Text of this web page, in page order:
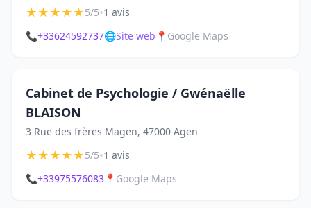
★★★★★5/5•1 avis
📞+33624592737🌐Site web 📍 Google Maps
Cabinet de Psychologie / Gwénaëlle
BLAISON
3 Rue des frères Magen, 47000 Agen
★★★★★5/5•1 avis
📞+33975576083 📍 Google Maps